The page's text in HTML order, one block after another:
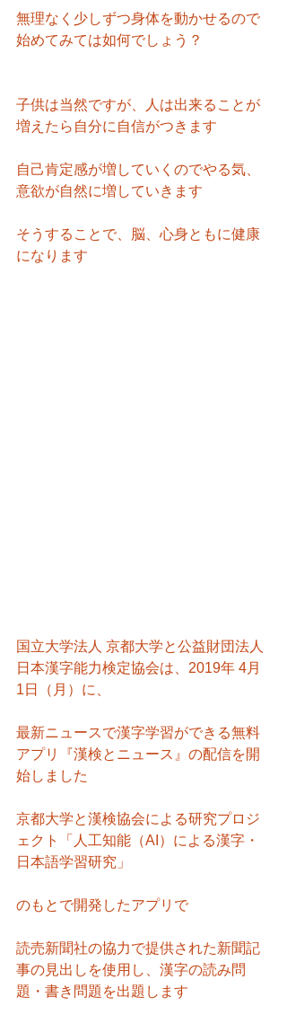
無理なく少しずつ身体を動かせるので
始めてみては如何でしょう？
子供は当然ですが、人は出来ることが
増えたら自分に自信がつきます
自己肯定感が増していくのでやる気、
意欲が自然に増していきます
そうすることで、脳、心身ともに健康
になります
国立大学法人 京都大学と公益財団法人
日本漢字能力検定協会は、2019年 4月
1日（月）に、
最新ニュースで漢字学習ができる無料
アプリ『漢検とニュース』の配信を開
始しました
京都大学と漢検協会による研究プロジ
ェクト「人工知能（AI）による漢字・
日本語学習研究」
のもとで開発したアプリで
読売新聞社の協力で提供された新聞記
事の見出しを使用し、漢字の読み問
題・書き問題を出題します